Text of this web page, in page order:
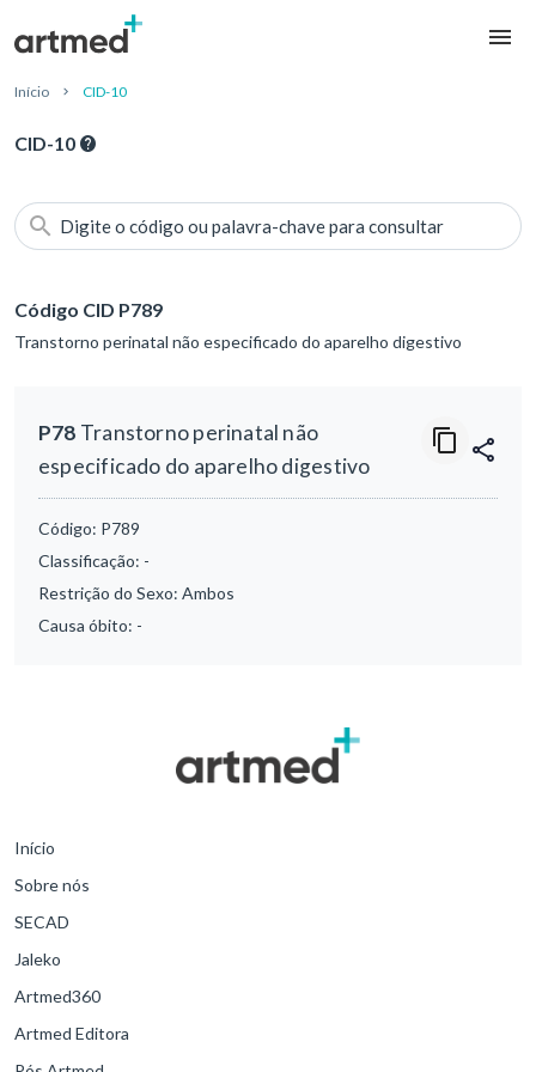
Início CID-10
CID-10
Digite o código ou palavra-chave para consultar
Código CID P789
Transtorno perinatal não especificado do aparelho digestivo
P78 Transtorno perinatal não
especificado do aparelho digestivo
Código: P789
Classificação: -
Restrição do Sexo: Ambos
Causa óbito: -
Início
Sobre nós
SECAD
Jaleko
Artmed360
Artmed Editora